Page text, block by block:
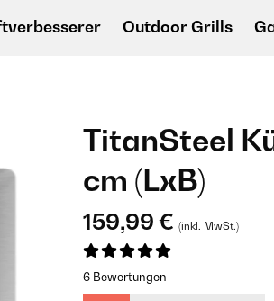
Outdoor Grills
TitanSteel
cm (LxB)
159,99 € (inkl. MwSt.)
6 Bewertungen